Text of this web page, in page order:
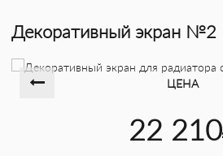
Декоративный экран №2
ЦЕНА
22 210